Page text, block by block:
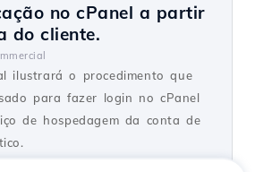
no cPanel a partir
do cliente.
ilustrará o procedimento que
para fazer login no cPanel
de hospedagem da conta de